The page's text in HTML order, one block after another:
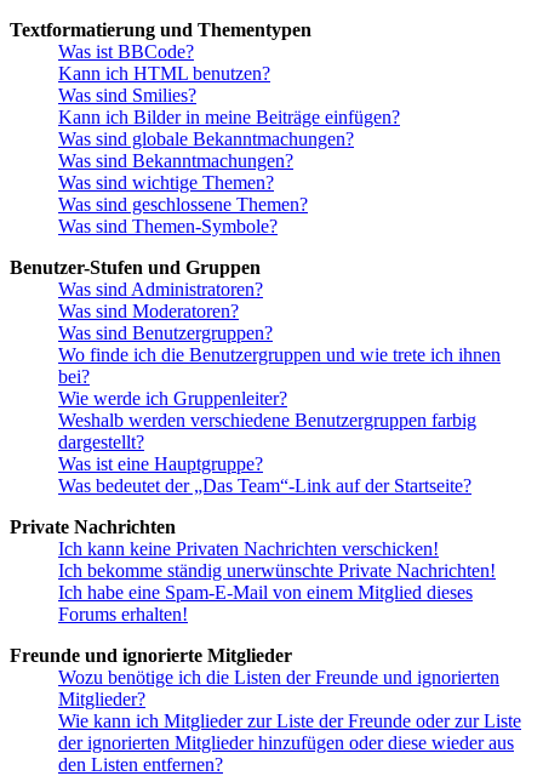
Textformatierung und Thementypen
Was ist BBCode?
Kann ich HTML benutzen?
Was sind Smilies?
Kann ich Bilder in meine Beiträge einfügen?
Was sind globale Bekanntmachungen?
Was sind Bekanntmachungen?
Was sind wichtige Themen?
Was sind geschlossene Themen?
Was sind Themen-Symbole?
Benutzer-Stufen und Gruppen
Was sind Administratoren?
Was sind Moderatoren?
Was sind Benutzergruppen?
Wo finde ich die Benutzergruppen und wie trete ich ihnen
bei?
Wie werde ich Gruppenleiter?
Weshalb werden verschiedene Benutzergruppen farbig
dargestellt?
Was ist eine Hauptgruppe?
Was bedeutet der „Das Team“-Link auf der Startseite?
Private Nachrichten
Ich kann keine Privaten Nachrichten verschicken!
Ich bekomme ständig unerwünschte Private Nachrichten!
Ich habe eine Spam-E-Mail von einem Mitglied dieses
Forums erhalten!
Freunde und ignorierte Mitglieder
Wozu benötige ich die Listen der Freunde und ignorierten
Mitglieder?
Wie kann ich Mitglieder zur Liste der Freunde oder zur Liste
der ignorierten Mitglieder hinzufügen oder diese wieder aus
den Listen entfernen?